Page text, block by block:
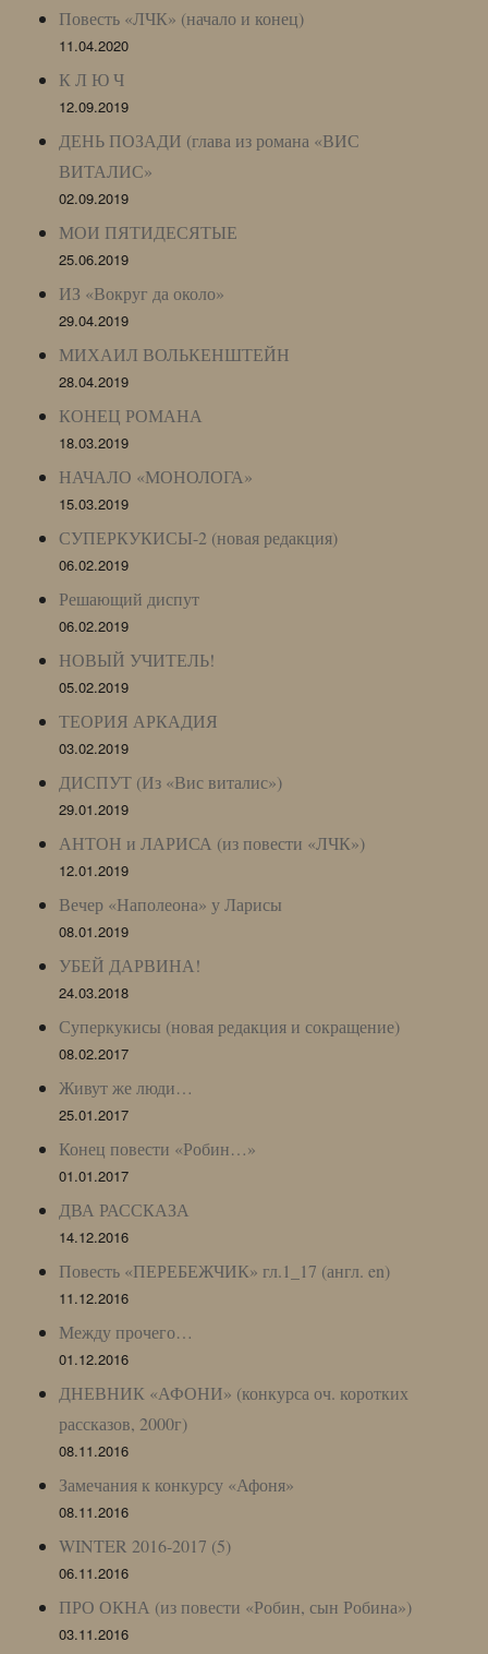
Повесть «ЛЧК» (начало и конец)
11.04.2020
К Л Ю Ч
12.09.2019
ДЕНЬ ПОЗАДИ (глава из романа «ВИС
ВИТАЛИС»
02.09.2019
МОИ ПЯТИДЕСЯТЫЕ
25.06.2019
ИЗ «Вокруг да около»
29.04.2019
МИХАИЛ ВОЛЬКЕНШТЕЙН
28.04.2019
КОНЕЦ РОМАНА
18.03.2019
НАЧАЛО «МОНОЛОГА»
15.03.2019
СУПЕРКУКИСЫ-2 (новая редакция)
06.02.2019
Решающий диспут
06.02.2019
НОВЫЙ УЧИТЕЛЬ!
05.02.2019
ТЕОРИЯ АРКАДИЯ
03.02.2019
ДИСПУТ (Из «Вис виталис»)
29.01.2019
АНТОН и ЛАРИСА (из повести «ЛЧК»)
12.01.2019
Вечер «Наполеона» у Ларисы
08.01.2019
УБЕЙ ДАРВИНА!
24.03.2018
Суперкукисы (новая редакция и сокращение)
08.02.2017
Живут же люди…
25.01.2017
Конец повести «Робин…»
01.01.2017
ДВА РАССКАЗА
14.12.2016
Повесть «ПЕРЕБЕЖЧИК» гл.1_17 (англ. en)
11.12.2016
Между прочего…
01.12.2016
ДНЕВНИК «АФОНИ» (конкурса оч. коротких
рассказов, 2000г)
08.11.2016
Замечания к конкурсу «Афоня»
08.11.2016
WINTER 2016-2017 (5)
06.11.2016
ПРО ОКНА (из повести «Робин, сын Робина»)
03.11.2016